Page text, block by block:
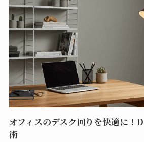
オフィスのデスク回りを快適に
術